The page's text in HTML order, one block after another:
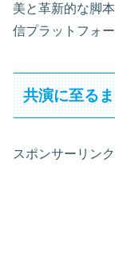
美と革新的な脚
信プラットフォ
共演に至る
スポンサーリンク